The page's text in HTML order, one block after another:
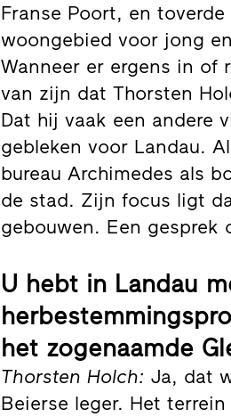
Franse Poort, en
woongebied voor jong
Wanneer er ergens in of
van zijn dat Thorsten
Dat hij vaak een andere
gebleken voor Landau.
bureau Archimedes als
de stad. Zijn focus ligt
gebouwen. Een gesprek
U hebt in Landau
het zogenaamde
Thorsten Holch: Ja, dat
Beierse leger. Het